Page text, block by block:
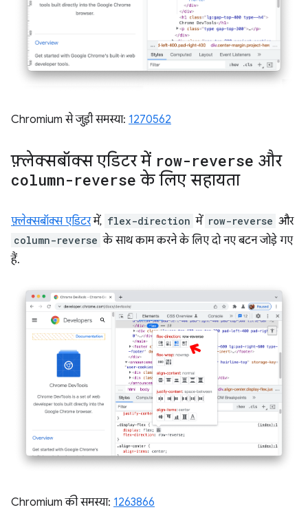
Chromium से जुड़ी समस्या: 1270562
फ़्लेक्सबॉक्स एडिटर में row-reverse और
column-reverse के लिए सहायता
फ़्लेक्सबॉक्स एडिटरमें, flex-direction में row-reverse और
column-reverse के साथ काम करने के लिए दो नए बटन जोड़े गए
हैं.
Chromium की समस्या: 1263866